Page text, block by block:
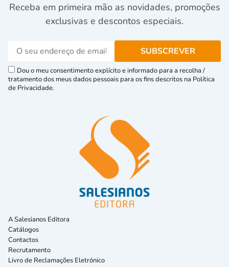
Receba em primeira mão as novidades, promoções
exclusivas e descontos especiais.
Dou o meu consentimento explícito e informado para a recolha /
tratamento dos meus dados pessoais para os fins descritos na Política
de Privacidade.
A Salesianos Editora
Catálogos
Contactos
Recrutamento
Livro de Reclamações Eletrónico